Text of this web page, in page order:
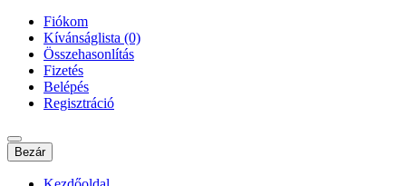
Fiókom
Kívánságlista (0)
Összehasonlítás
Fizetés
Belépés
Regisztráció
Bezár